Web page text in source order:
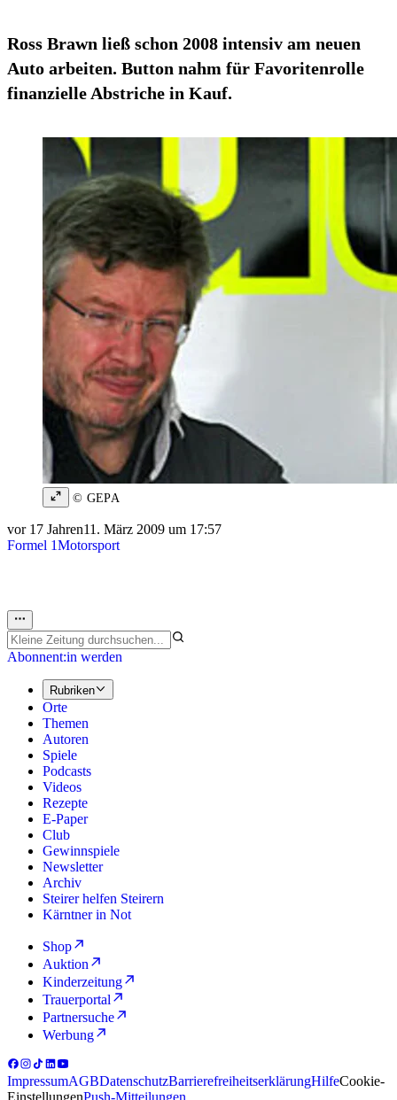
Ross Brawn ließ schon 2008 intensiv am neuen
Auto arbeiten. Button nahm für Favoritenrolle
finanzielle Abstriche in Kauf.
© GEPA
vor 17 Jahren11. März 2009 um 17:57
Formel 1Motorsport
Abonnent:in werden
Rubriken
Orte
Themen
Autoren
Spiele
Podcasts
Videos
Rezepte
E-Paper
Club
Gewinnspiele
Newsletter
Archiv
Steirer helfen Steirern
Kärntner in Not
Shop
Auktion
Kinderzeitung
Trauerportal
Partnersuche
Werbung
ImpressumAGBDatenschutzBarrierefreiheitserklärungHilfeCookie-
EinstellungenPush-Mitteilungen